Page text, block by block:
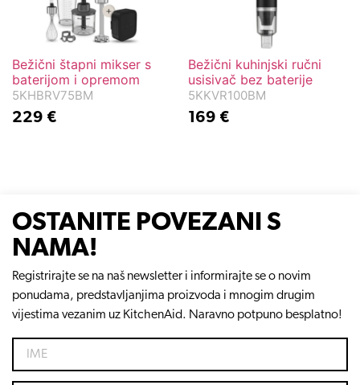
Bežični štapni mikser s
baterijom i opremom
5KHBRV75BM
229 €
Bežični kuhinjski ručni
usisivač bez baterije
5KKVR100BM
169 €
OSTANITE POVEZANI S
NAMA!
Registrirajte se na naš newsletter i informirajte se o novim
ponudama, predstavljanjima proizvoda i mnogim drugim
vijestima vezanim uz KitchenAid. Naravno potpuno besplatno!